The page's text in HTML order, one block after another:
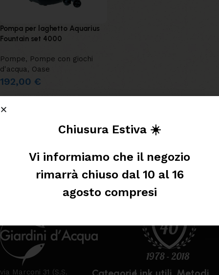
Pompa per laghetto Aquarius
Fountain set 4000
Pompe, Pompe con giochi
d'acqua, Oase
192,00 €
AGGIUNGI AL CARRELLO
Leggi tutto
via Marconi 31 (S.S.
Chiusura Estiva ☀️
Vi informiamo che il negozio
rimarrà chiuso dal 10 al 16
agosto compresi